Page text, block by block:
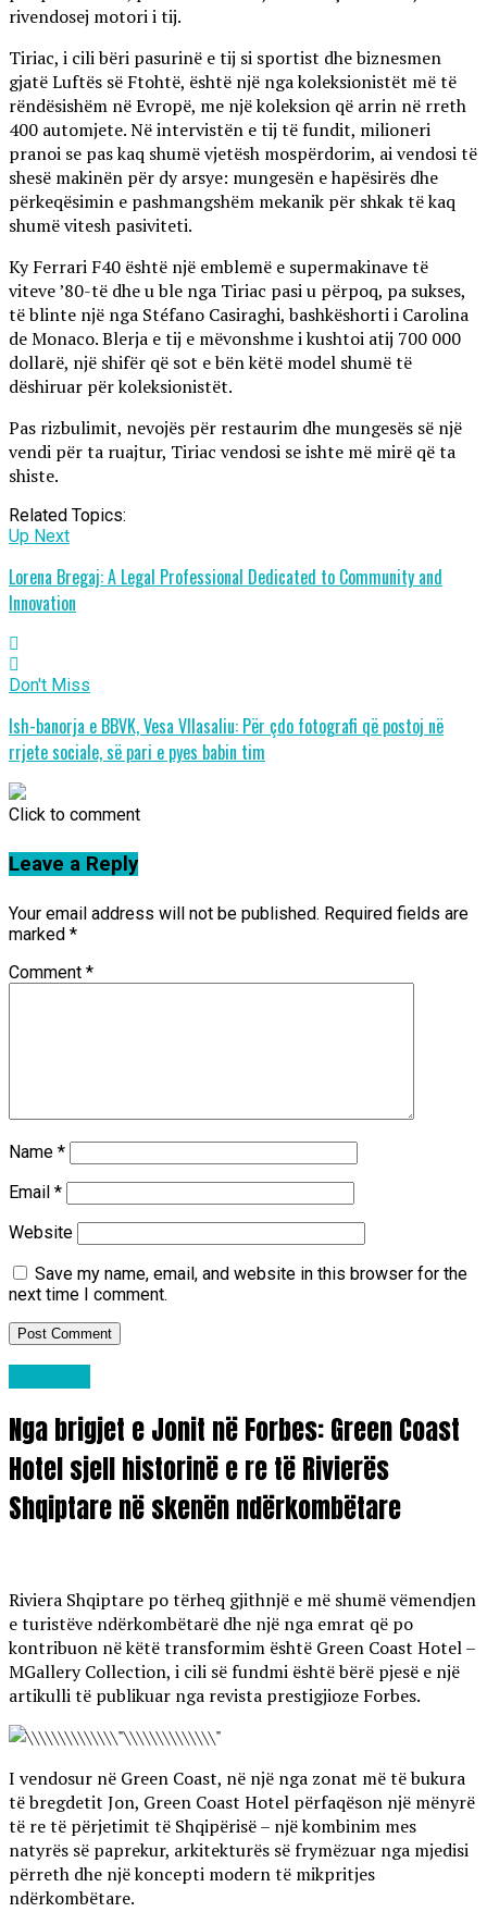
rivendosej motori i tij.
Tiriac, i cili bëri pasurinë e tij si sportist dhe biznesmen
gjatë Luftës së Ftohtë, është një nga koleksionistët më të
rëndësishëm në Evropë, me një koleksion që arrin në rreth
400 automjete. Në intervistën e tij të fundit, milioneri
pranoi se pas kaq shumë vjetësh mospërdorim, ai vendosi të
shesë makinën për dy arsye: mungesën e hapësirës dhe
përkeqësimin e pashmangshëm mekanik për shkak të kaq
shumë vitesh pasiviteti.
Ky Ferrari F40 është një emblemë e supermakinave të
viteve ’80-të dhe u ble nga Tiriac pasi u përpoq, pa sukses,
të blinte një nga Stéfano Casiraghi, bashkëshorti i Carolina
de Monaco. Blerja e tij e mëvonshme i kushtoi atij 700 000
dollarë, një shifër që sot e bën këtë model shumë të
dëshiruar për koleksionistët.
Pas rizbulimit, nevojës për restaurim dhe mungesës së një
vendi për ta ruajtur, Tiriac vendosi se ishte më mirë që ta
shiste.
Related Topics:
Up Next
Lorena Bregaj: A Legal Professional Dedicated to Community and
Innovation
Don't Miss
Ish-banorja e BBVK, Vesa Vllasaliu: Për çdo fotografi që postoj në
rrjete sociale, së pari e pyes babin tim
Click to comment
Leave a Reply
Your email address will not be published. Required fields are
marked *
Comment *
Name *
Email *
Website
Save my name, email, and website in this browser for the
next time I comment.
Nga brigjet e Jonit në Forbes: Green Coast
Hotel sjell historinë e re të Rivierës
Shqiptare në skenën ndërkombëtare
Riviera Shqiptare po tërheq gjithnjë e më shumë vëmendjen
e turistëve ndërkombëtarë dhe një nga emrat që po
kontribuon në këtë transformim është Green Coast Hotel –
MGallery Collection, i cili së fundmi është bërë pjesë e një
artikulli të publikuar nga revista prestigjioze Forbes.
I vendosur në Green Coast, në një nga zonat më të bukura
të bregdetit Jon, Green Coast Hotel përfaqëson një mënyrë
të re të përjetimit të Shqipërisë – një kombinim mes
natyrës së paprekur, arkitekturës së frymëzuar nga mjedisi
përreth dhe një koncepti modern të mikpritjes
ndërkombëtare.